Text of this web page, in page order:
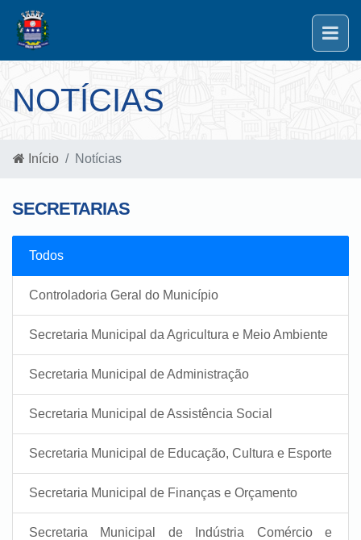
NOTÍCIAS
Início Notícias
SECRETARIAS
Todos
Controladoria Geral do Município
Secretaria Municipal da Agricultura e Meio Ambiente
Secretaria Municipal de Administração
Secretaria Municipal de Assistência Social
Secretaria Municipal de Educação, Cultura e Esporte
Secretaria Municipal de Finanças e Orçamento
Secretaria Municipal de Indústria Comércio e